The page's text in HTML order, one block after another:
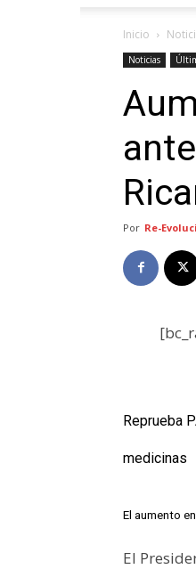
Inicio
Noticias
Por Re-
Reprueba
medicinas
El aumento
El